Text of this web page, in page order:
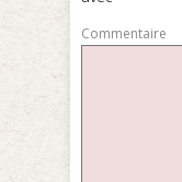
Commentaire